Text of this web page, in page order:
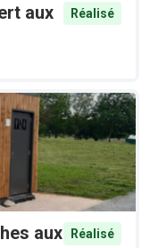
aux
Réalisé
aux
Réalisé